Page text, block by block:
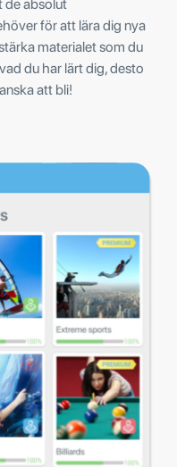
de absolut
för att lära dig nya
materialet som du
du har lärt dig, desto
att bli!